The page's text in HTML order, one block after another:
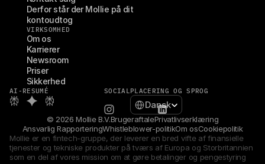
Derfor står der Mollie på dit
kontoudtog
VIRKSOMHED
Om os
Karrierer
Newsroom
Priser
Sikkerhed
AI-RESUMÉ SOCIALPLACERING OG SPROG
Select Language
Dansk
© 2026 Mollie B.V.BrugeraftalePrivatlivserklæring
Ansvarlig RapporteringWhistleblower-politikOm osCookiepolitik
Mollie er en fintech-gruppe, der leverer en bred vifte af finansielle
tjenester og tekniske produkter på tværs af Europa og Storbritannien
som en del af vores mission om at gøre betalinger og pengestyring